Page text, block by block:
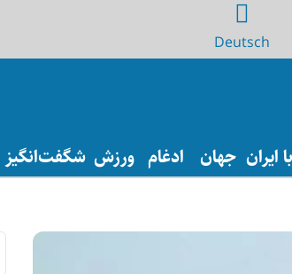
Deutsch
ایران جهان ادغام ورزش شگفت‌انگیز